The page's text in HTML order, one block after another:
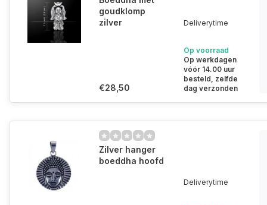
goudklomp
zilver
€28,50
Deliverytime
Op voorraad
Op werkdagen
vóór 14.00 uur
besteld, zelfde
dag verzonden
Zilver hanger
boeddha hoofd
Deliverytime